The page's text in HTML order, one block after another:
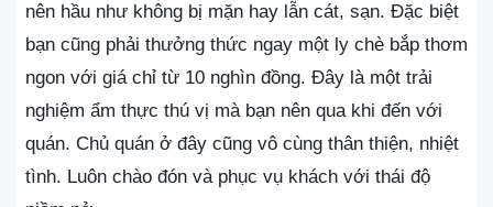
nên hầu như không bị mặn hay lẫn cát, sạn. Đặc biệt
bạn cũng phải thưởng thức ngay một ly chè bắp thơm
ngon với giá chỉ từ 10 nghìn đồng. Đây là một trải
nghiệm ẩm thực thú vị mà bạn nên qua khi đến với
quán. Chủ quán ở đây cũng vô cùng thân thiện, nhiệt
tình. Luôn chào đón và phục vụ khách với thái độ